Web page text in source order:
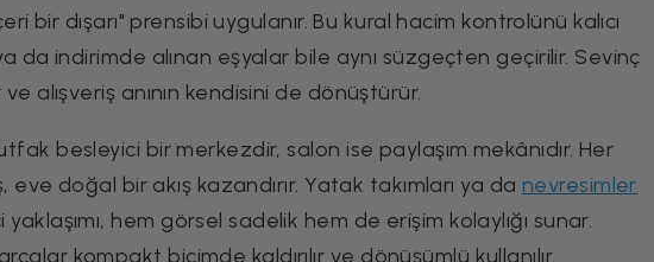
bir dışarı" prensibi uygulanır. Bu kural hacim kontrolünü kalıcı
da indirimde alınan eşyalar bile aynı süzgeçten geçirilir. Sevinç
alışveriş anının kendisini de dönüştürür.
besleyici bir merkezdir, salon ise paylaşım mekânıdır. Her
doğal bir akış kazandırır. Yatak takımları ya da nevresimler
hem görsel sadelik hem de erişim kolaylığı sunar.
kompakt biçimde kaldırılır ve dönüşümlü kullanılır.